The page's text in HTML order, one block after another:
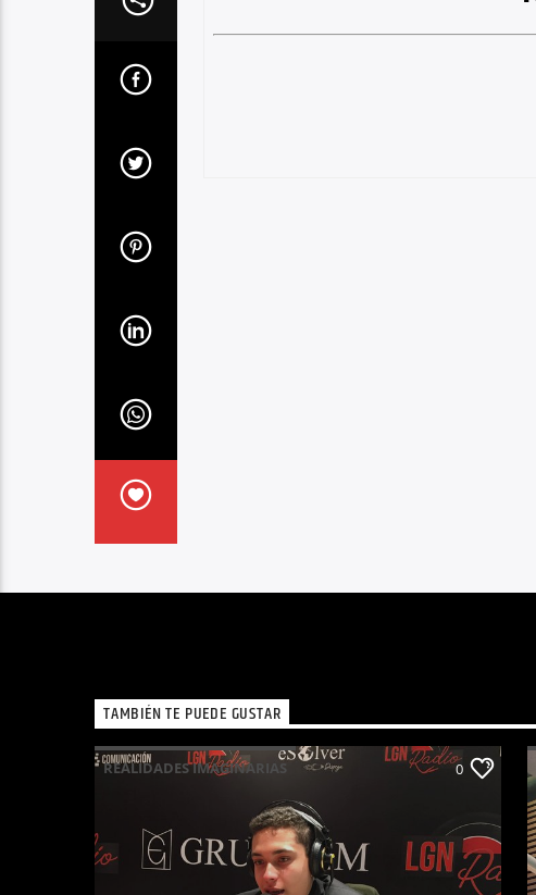
TAMBIÉN TE PUEDE GUSTAR
REALIDADES IMAGINARIAS 0